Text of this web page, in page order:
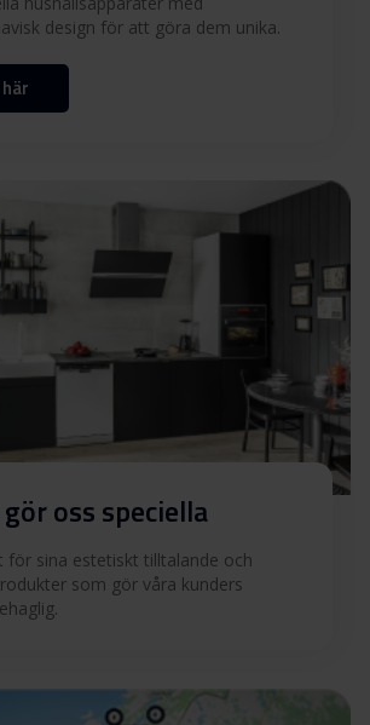
CI 45550 V Ladda ner
(10)
design för att göra dem unika.
oss speciella
för sina estetiskt tilltalande och
som gör våra kunders